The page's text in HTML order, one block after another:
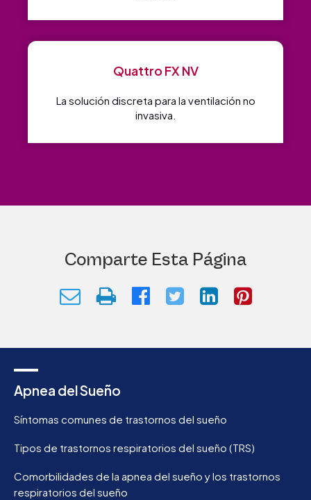
Quattro FX NV
La solución discreta para la ventilación no
invasiva.
Comparte Esta Página
Apnea del Sueño
Síntomas comunes de trastornos del sueño
Tipos de trastornos respiratorios del sueño (TRS)
Comorbilidades de la apnea del sueño y los trastornos
respiratorios del sueño